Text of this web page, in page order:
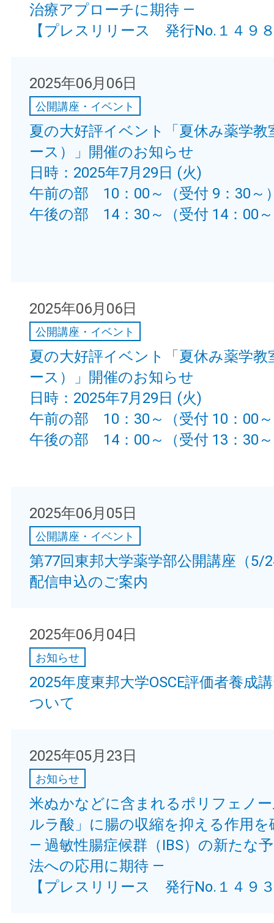
治療アプローチに期待 —
【プレスリリース 発行No.１４９
2025年06月06日
公開講座・イベント
夏の大好評イベント「夏休み薬学教
ース）」開催のお知らせ
日時：2025年7月29日 (火)
午前の部 10：00～（受付 9：30～
午後の部 14：30～（受付 14：00
2025年06月06日
公開講座・イベント
夏の大好評イベント「夏休み薬学教
ース）」開催のお知らせ
日時：2025年7月29日 (火)
午前の部 10：30～（受付 10：00
午後の部 14：00～（受付 13：30
2025年06月05日
公開講座・イベント
第77回東邦大学薬学部公開講座（5/
配信申込のご案内
2025年06月04日
お知らせ
2025年度東邦大学OSCE評価者養成
ついて
2025年05月23日
お知らせ
米ぬかなどに含まれるポリフェノ
ルラ酸」に腸の収縮を抑える作用を
— 過敏性腸症候群（IBS）の新たな
法への応用に期待 —
【プレスリリース 発行No.１４９